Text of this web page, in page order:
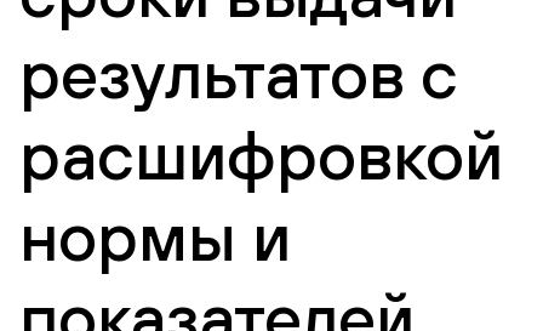
результатов с
расшифровкой
нормы и